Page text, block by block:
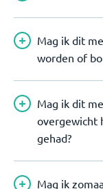
Mag ik dit
worden of
Mag ik dit
overgewicht
gehad?
Mag ik